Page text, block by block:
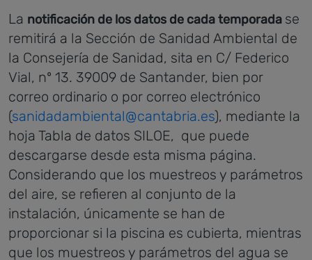
La notificación de los datos de cada temporada se
remitirá a la Sección de Sanidad Ambiental de
la Consejería de Sanidad, sita en C/ Federico
Vial, nº 13. 39009 de Santander, bien por
correo ordinario o por correo electrónico
(sanidadambiental@cantabria.es), mediante la
hoja Tabla de datos SILOE, que puede
descargarse desde esta misma página.
Considerando que los muestreos y parámetros
del aire, se refieren al conjunto de la
instalación, únicamente se han de
proporcionar si la piscina es cubierta, mientras
que los muestreos y parámetros del agua se